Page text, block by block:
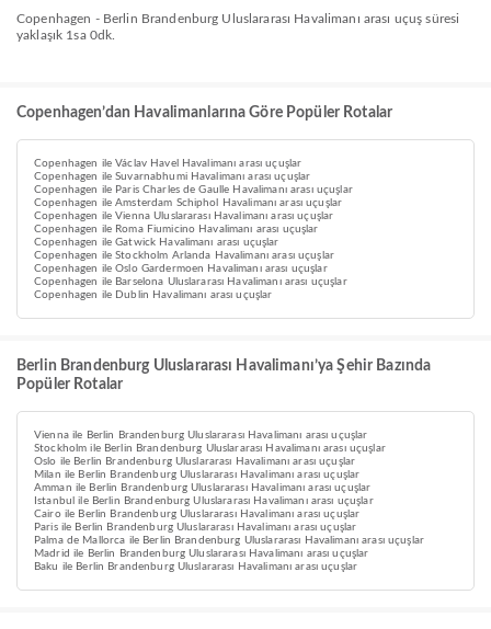
Copenhagen - Berlin Brandenburg Uluslararası Havalimanı arası uçuş süresi
yaklaşık 1sa 0dk.
Copenhagen’dan Havalimanlarına Göre Popüler Rotalar
Copenhagen ile Václav Havel Havalimanı arası uçuşlar
Copenhagen ile Suvarnabhumi Havalimanı arası uçuşlar
Copenhagen ile Paris Charles de Gaulle Havalimanı arası uçuşlar
Copenhagen ile Amsterdam Schiphol Havalimanı arası uçuşlar
Copenhagen ile Vienna Uluslararası Havalimanı arası uçuşlar
Copenhagen ile Roma Fiumicino Havalimanı arası uçuşlar
Copenhagen ile Gatwick Havalimanı arası uçuşlar
Copenhagen ile Stockholm Arlanda Havalimanı arası uçuşlar
Copenhagen ile Oslo Gardermoen Havalimanı arası uçuşlar
Copenhagen ile Barselona Uluslararası Havalimanı arası uçuşlar
Copenhagen ile Dublin Havalimanı arası uçuşlar
Berlin Brandenburg Uluslararası Havalimanı’ya Şehir Bazında
Popüler Rotalar
Vienna ile Berlin Brandenburg Uluslararası Havalimanı arası uçuşlar
Stockholm ile Berlin Brandenburg Uluslararası Havalimanı arası uçuşlar
Oslo ile Berlin Brandenburg Uluslararası Havalimanı arası uçuşlar
Milan ile Berlin Brandenburg Uluslararası Havalimanı arası uçuşlar
Amman ile Berlin Brandenburg Uluslararası Havalimanı arası uçuşlar
Istanbul ile Berlin Brandenburg Uluslararası Havalimanı arası uçuşlar
Cairo ile Berlin Brandenburg Uluslararası Havalimanı arası uçuşlar
Paris ile Berlin Brandenburg Uluslararası Havalimanı arası uçuşlar
Palma de Mallorca ile Berlin Brandenburg Uluslararası Havalimanı arası uçuşlar
Madrid ile Berlin Brandenburg Uluslararası Havalimanı arası uçuşlar
Baku ile Berlin Brandenburg Uluslararası Havalimanı arası uçuşlar